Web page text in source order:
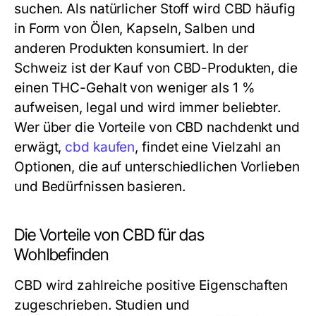
suchen. Als natürlicher Stoff wird CBD häufig
in Form von Ölen, Kapseln, Salben und
anderen Produkten konsumiert. In der
Schweiz ist der Kauf von CBD-Produkten, die
einen THC-Gehalt von weniger als 1 %
aufweisen, legal und wird immer beliebter.
Wer über die Vorteile von CBD nachdenkt und
erwägt, cbd kaufen, findet eine Vielzahl an
Optionen, die auf unterschiedlichen Vorlieben
und Bedürfnissen basieren.
Die Vorteile von CBD für das
Wohlbefinden
CBD wird zahlreiche positive Eigenschaften
zugeschrieben. Studien und